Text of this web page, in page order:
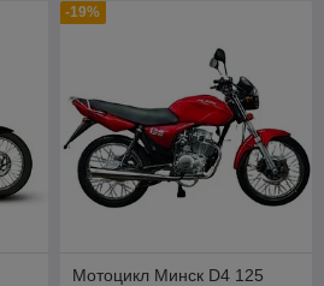
-19%
Мотоцикл Минск D4 125